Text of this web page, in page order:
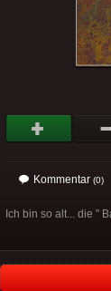
Kommentar (0)
Ich bin so alt... die "